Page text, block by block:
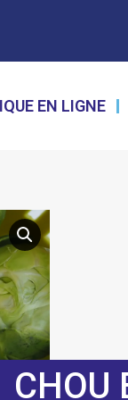
EN LIGNE
CHOU